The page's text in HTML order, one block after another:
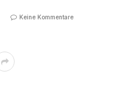
Keine Kommentare